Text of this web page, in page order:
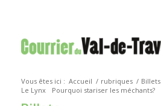
Vous êtes ici : Accueil / rubriques / Billets
Le Lynx
Pourquoi stariser les méchants?